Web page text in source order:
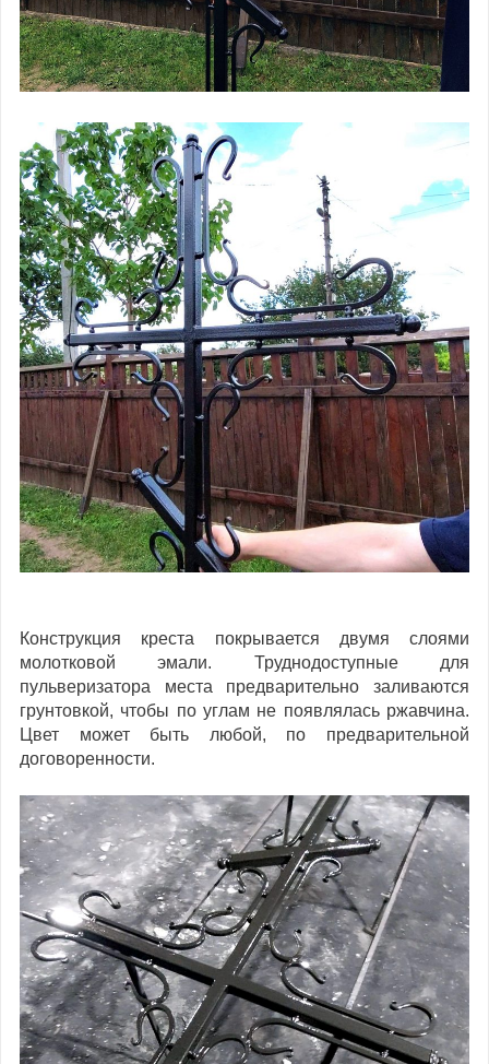
Конструкция креста покрывается двумя слоями
молотковой эмали. Труднодоступные для
пульверизатора места предварительно заливаются
грунтовкой, чтобы по углам не появлялась ржавчина.
Цвет может быть любой, по предварительной
договоренности.